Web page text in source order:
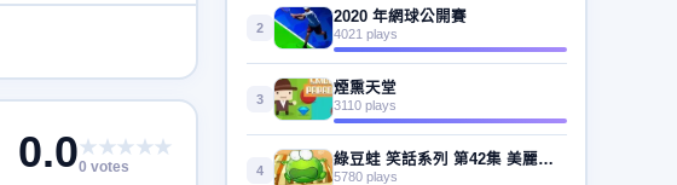
0.0★★★★★
0 votes
2
2020 年網球公開賽
4021 plays
3
煙熏天堂
3110 plays
4
綠豆蛙 笑話系列 第42集 美麗的裙子
5780 plays